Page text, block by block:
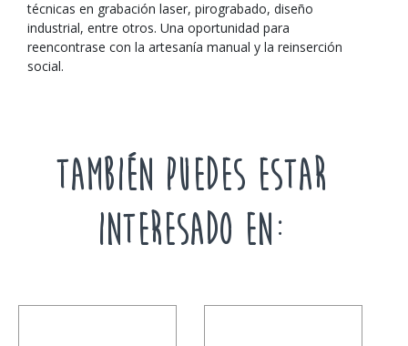
técnicas en grabación laser, pirograbado, diseño
industrial, entre otros. Una oportunidad para
reencontrase con la artesanía manual y la reinserción
social.
TAMBIÉN PUEDES ESTAR
INTERESADO EN: